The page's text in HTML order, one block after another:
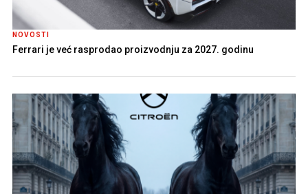
NOVOSTI
Ferrari je već rasprodao proizvodnju za 2027. godinu